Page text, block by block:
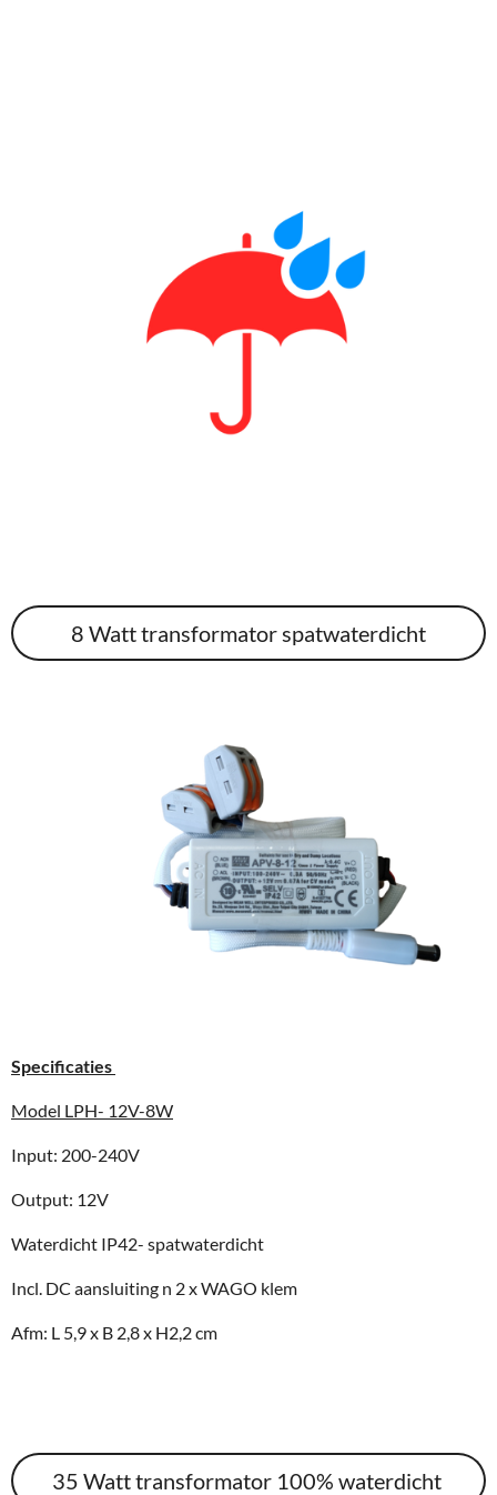
8 Watt transformator spatwaterdicht
Specificaties
Model LPH- 12V-8W
Input: 200-240V
Output: 12V
Waterdicht IP42- spatwaterdicht
Incl. DC aansluiting n 2 x WAGO klem
Afm: L 5,9 x B 2,8 x H2,2 cm
35 Watt transformator 100% waterdicht